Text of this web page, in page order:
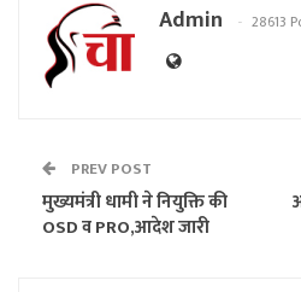
Admin 28613
PREV POST
मुख्यमंत्री धामी ने नियुक्ति की
OSD व PRO,आदेश जारी